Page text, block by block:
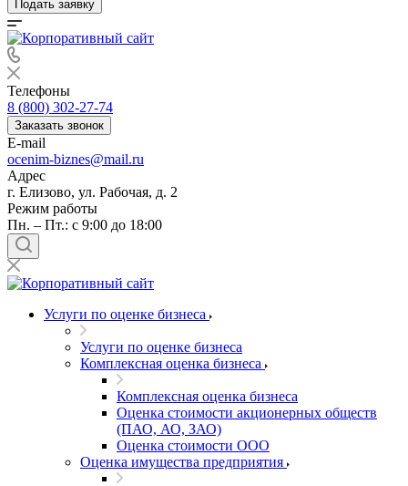
Подать заявку
Телефоны
8 (800) 302-27-74
Заказать звонок
E-mail
ocenim-biznes@mail.ru
Адрес
г. Елизово, ул. Рабочая, д. 2
Режим работы
Пн. – Пт.: с 9:00 до 18:00
Услуги по оценке бизнеса
Услуги по оценке бизнеса
Комплексная оценка бизнеса
Комплексная оценка бизнеса
Оценка стоимости акционерных обществ
(ПАО, АО, ЗАО)
Оценка стоимости ООО
Оценка имущества предприятия